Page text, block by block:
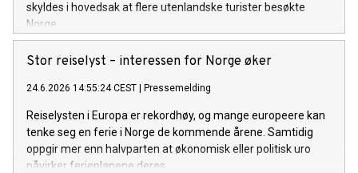
skyldes i hovedsak at flere utenlandske turister besøkte
Norge.
Stor reiselyst – interessen for Norge øker
24.6.2026 14:55:24 CEST Pressemelding
Reiselysten i Europa er rekordhøy, og mange europeere kan
tenke seg en ferie i Norge de kommende årene. Samtidig
oppgir mer enn halvparten at økonomisk eller politisk uro
påvirker ferieplanene deres.